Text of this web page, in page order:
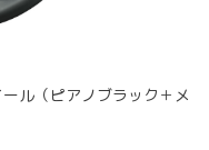
ル（ピアノブラック＋メ